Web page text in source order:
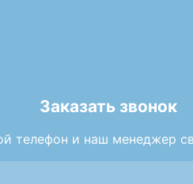
Заказать звонок
телефон и наш менеджер